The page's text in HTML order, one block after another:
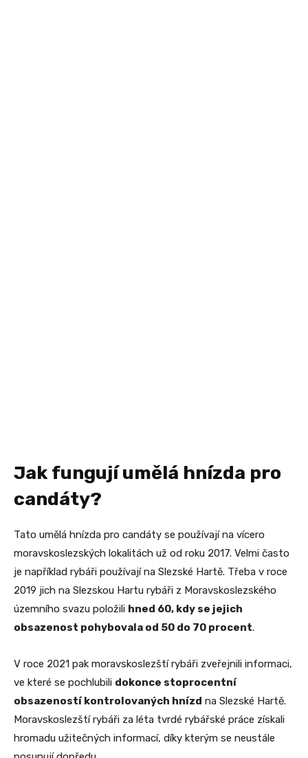
Jak fungují umělá hnízda pro
candáty?
Tato umělá hnízda pro candáty se používají na vícero
moravskoslezských lokalitách už od roku 2017. Velmi často
je například rybáři používají na Slezské Hartě. Třeba v roce
2019 jich na Slezskou Hartu rybáři z Moravskoslezského
územního svazu položili hned 60, kdy se jejich
obsazenost pohybovala od 50 do 70 procent.
V roce 2021 pak moravskoslezští rybáři zveřejnili informaci,
ve které se pochlubili dokonce stoprocentní
obsazeností kontrolovaných hnízd na Slezské Hartě.
Moravskoslezští rybáři za léta tvrdé rybářské práce získali
hromadu užitečných informací, díky kterým se neustále